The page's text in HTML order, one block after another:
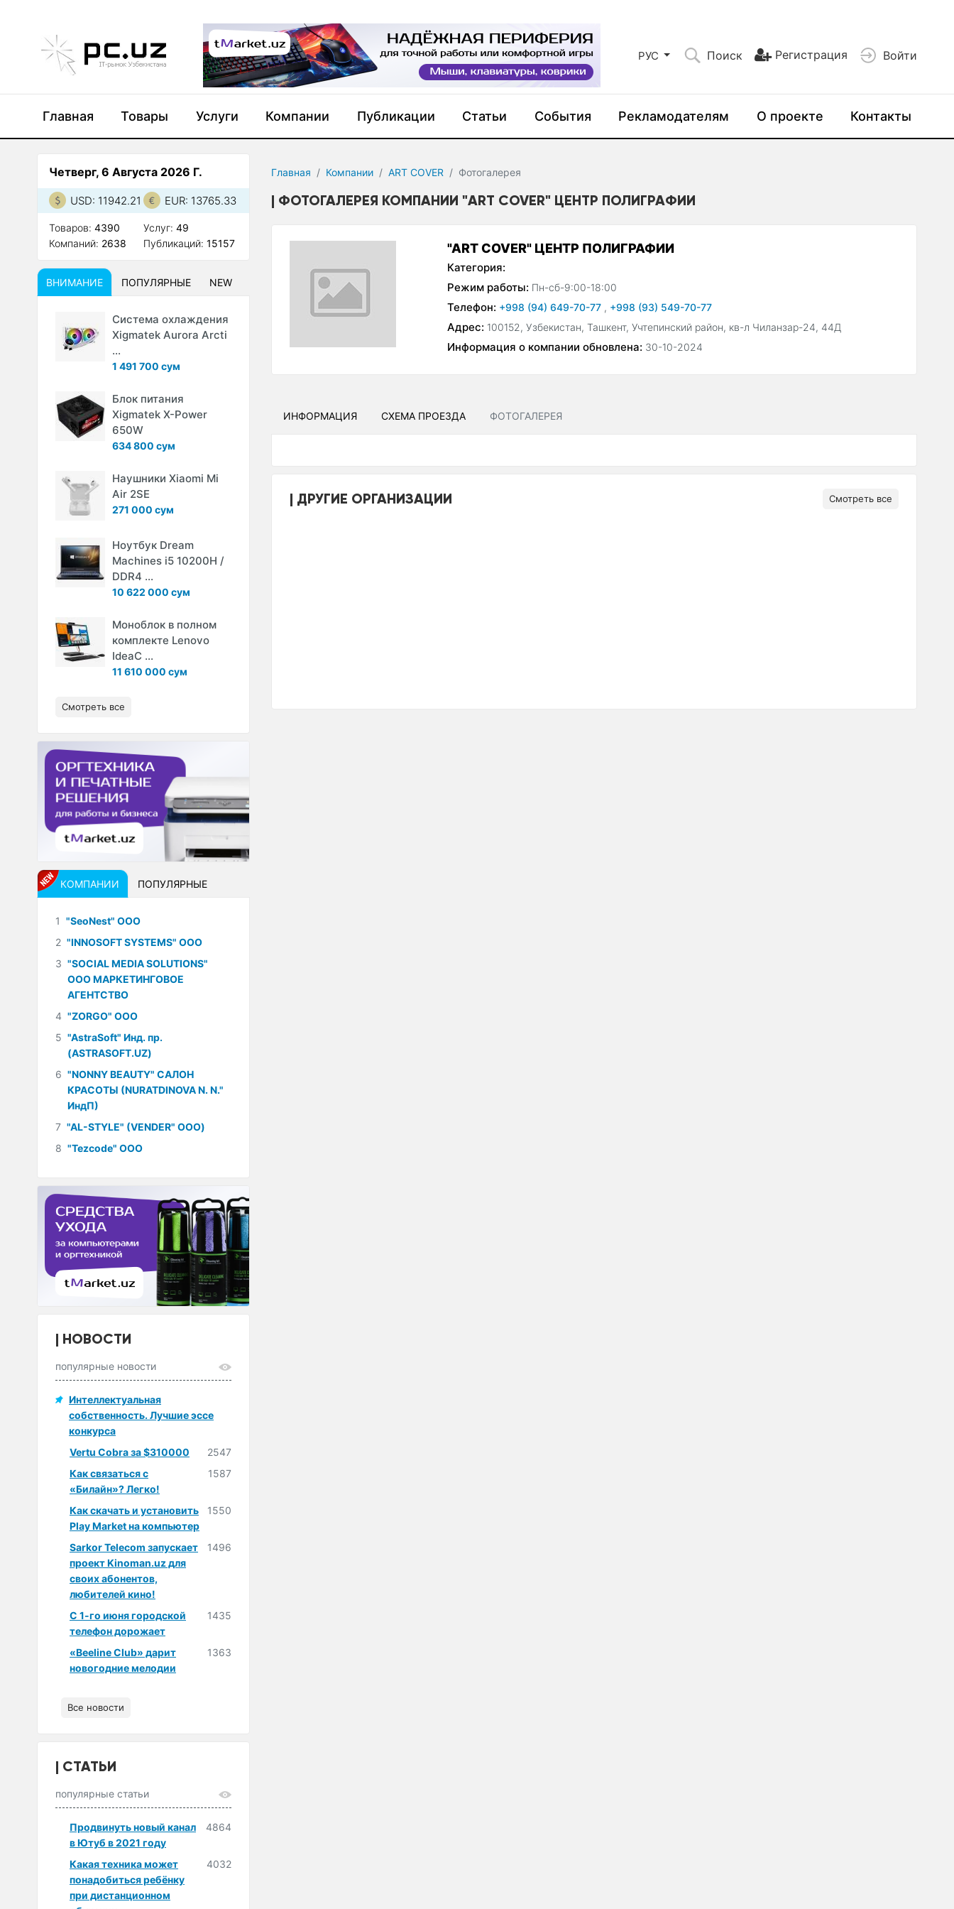
РУС Поиск Регистрация Войти
Главная Товары Услуги Компании Публикации Статьи События Рекламодателям О проекте Контакты
Главная Компании ART COVER Фотогалерея
ФОТОГАЛЕРЕЯ КОМПАНИИ "ART COVER" ЦЕНТР ПОЛИГРАФИИ
"ART COVER" ЦЕНТР ПОЛИГРАФИИ
Категория:
Режим работы: Пн-сб-9:00-18:00
Телефон: +998 (94) 649-70-77 , +998 (93) 549-70-77
Адрес: 100152, Узбекистан, Ташкент, Учтепинский район, кв-л Чиланзар-24, 44Д
Информация о компании обновлена: 30-10-2024
ИНФОРМАЦИЯ СХЕМА ПРОЕЗДА ФОТОГАЛЕРЕЯ
ДРУГИЕ ОРГАНИЗАЦИИ Смотреть все
Четверг, 6 Августа 2026 Г.
USD: 11942.21 EUR: 13765.33
Товаров: 4390
Компаний: 2638
Услуг:49
Публикаций:15157
ВНИМАНИЕ ПОПУЛЯРНЫЕ NEW
Система охлаждения
Xigmatek Aurora Arcti
...
1 491 700 сум
Блок питания
Xigmatek X-Power
650W
634 800 сум
Наушники Xiaomi Mi
Air 2SE
271 000 сум
Ноутбук Dream
Machines i5 10200H /
DDR4 ...
10 622 000 сум
Моноблок в полном
комплекте Lenovo
IdeaC ...
11 610 000 сум
Смотреть все
КОМПАНИИ ПОПУЛЯРНЫЕ
1 "SeoNest" ООО
2 "INNOSOFT SYSTEMS" ООО
3 "SOCIAL MEDIA SOLUTIONS"
ООО МАРКЕТИНГОВОЕ
АГЕНТСТВО
4 "ZORGO" ООО
5 "AstraSoft" Инд. пр.
(ASTRASOFT.UZ)
6 "NONNY BEAUTY" САЛОН
КРАСОТЫ (NURATDINOVA N. N."
ИндП)
7 "AL-STYLE" (VENDER" ООО)
8 "Tezcode" ООО
НОВОСТИ
популярные новости
Интеллектуальная
собственность. Лучшие эссе
конкурса
Vertu Cobra за $310000
2547
Как связаться с
«Билайн»? Легко!
1587
Как скачать и установить
Play Market на компьютер
1550
Sarkor Telecom запускает
проект Kinoman.uz для
своих абонентов,
любителей кино!
1496
С 1-го июня городской
телефон дорожает
1435
«Beeline Club» дарит
новогодние мелодии
1363
Все новости
СТАТЬИ
популярные статьи
Продвинуть новый канал
в Ютуб в 2021 году
4864
Какая техника может
понадобиться ребёнку
при дистанционном
4032